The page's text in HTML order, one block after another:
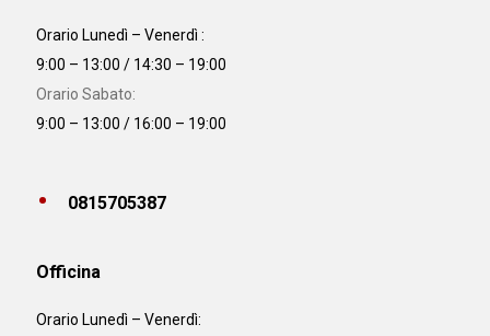
Orario Lunedì – Venerdì :
9:00 – 13:00 / 14:30 – 19:00
Orario Sabato:
9:00 – 13:00 / 16:00 – 19:00
0815705387
Officina
Orario Lunedì – Venerdì: